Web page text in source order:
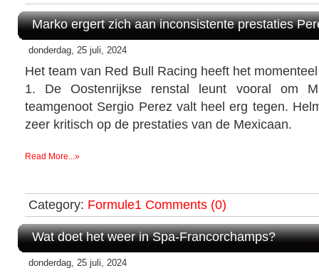
Marko ergert zich aan inconsistente prestaties
donderdag, 25 juli, 2024
Het team van Red Bull Racing heeft het
1. De Oostenrijkse renstal leunt vooral om
teamgenoot Sergio Perez valt heel erg tegen.
zeer kritisch op de prestaties van de Mexicaan.
Read More...»
Category: Formule1 Comments (0)
Wat doet het weer in Spa-Francorchamps?
donderdag, 25 juli, 2024